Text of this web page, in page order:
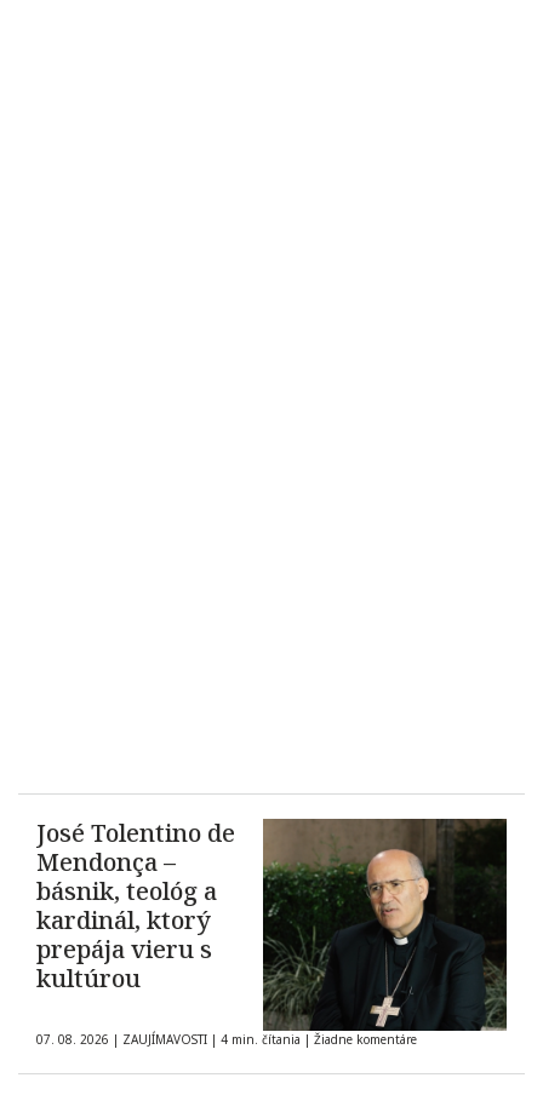
José Tolentino de
Mendonça –
básnik, teológ a
kardinál, ktorý
prepája vieru s
kultúrou
07. 08. 2026 | ZAUJÍMAVOSTI | 4 min. čítania | Žiadne komentáre